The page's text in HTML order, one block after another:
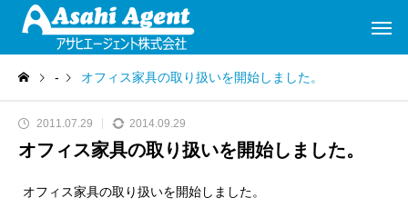
- オフィス家具の取り扱いを開始しました。
2011.07.29 2014.09.29
オフィス家具の取り扱いを開始しました。
オフィス家具の取り扱いを開始しました。